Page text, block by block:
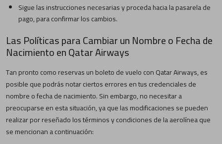
Sigue las instrucciones necesarias y proceda hacia la pasarela de
pago, para confirmar los cambios.
Las Políticas para Cambiar un Nombre o Fecha de
Nacimiento en Qatar Airways
Tan pronto como reservas un boleto de vuelo con Qatar Airways, es
posible que podrás notar ciertos errores en tus credenciales de
nombre o fecha de nacimiento. Sin embargo, no necesitar a
preocuparse en esta situación, ya que las modificaciones se pueden
realizar por reseñado los términos y condiciones de la aerolínea que
se mencionan a continuación: